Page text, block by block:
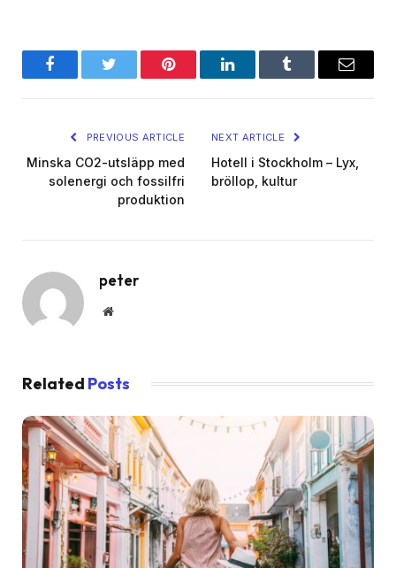
FacebookTwitter Pinterest LinkedInTumblr Email
PREVIOUS ARTICLE
Minska CO2-utsläpp med
solenergi och fossilfri
produktion
NEXT ARTICLE
Hotell i Stockholm – Lyx,
bröllop, kultur
peter
Website
Related Posts